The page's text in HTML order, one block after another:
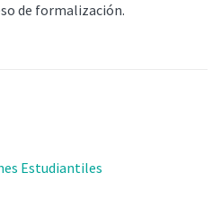
de formalización.
Estudiantiles